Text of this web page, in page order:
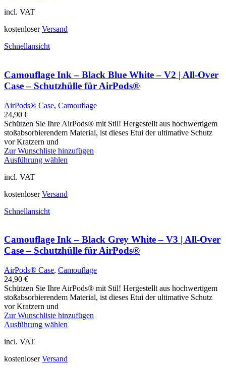
incl. VAT
kostenloserVersand
Schnellansicht
Camouflage Ink – Black Blue White – V2 | All-Over
Case – Schutzhülle für AirPods®
AirPods® Case, Camouflage
24,90 €
Schützen Sie Ihre AirPods® mit Stil! Hergestellt aus hochwertigem
stoßabsorbierendem Material, ist dieses Etui der ultimative Schutz
vor Kratzern und
Zur Wunschliste hinzufügen
Ausführung wählen
incl. VAT
kostenloserVersand
Schnellansicht
Camouflage Ink – Black Grey White – V3 | All-Over
Case – Schutzhülle für AirPods®
AirPods® Case, Camouflage
24,90 €
Schützen Sie Ihre AirPods® mit Stil! Hergestellt aus hochwertigem
stoßabsorbierendem Material, ist dieses Etui der ultimative Schutz
vor Kratzern und
Zur Wunschliste hinzufügen
Ausführung wählen
incl. VAT
kostenloserVersand